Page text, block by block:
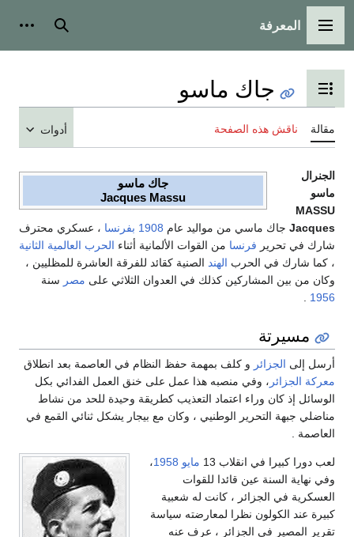
القائمة الرئيسية
المعرفة بحث
تبديل عرض جدول المحتويات
جاك ماسو
مقالة ناقش هذه الصفحة أدوات
جاك ماسو
Jacques Massu
الجنرال
ماسو
MASSU
Jacques جاك ماسي من مواليد عام 1908 بفرنسا ، عسكري محترف
شارك في تحرير فرنسا من القوات الألمانية أثناء الحرب العالمية الثانية
، كما شارك في الحرب الهند الصنية كقائد للفرقة العاشرة للمظليين ،
وكان من بين المشاركين كذلك في العدوان الثلاثي على مصر سنة
1956
مسيرتة
أرسل إلى الجزائر و كلف بمهمة حفظ النظام في العاصمة بعد انطلاق
معركة الجزائر ، وفي منصبه هذا عمل على خنق العمل الفدائي بكل
الوسائل إذ كان وراء اعتماد التعذيب كطريقة وحيدة للحد من نشاط
مناضلي جبهة التحرير الوطنيي ، وكان مع بيجار يشكل ثنائي القمع في
العاصمة .
لعب دورا كبيرا في انقلاب 13 مايو 1958،
وفي نهاية السنة عين قائدا للقوات
العسكرية في الجزائر ، كانت له شعبية
كبيرة عند الكولون نظرا لمعارضته سياسة
تقرير المصير في الجزائر ، عرف عنه